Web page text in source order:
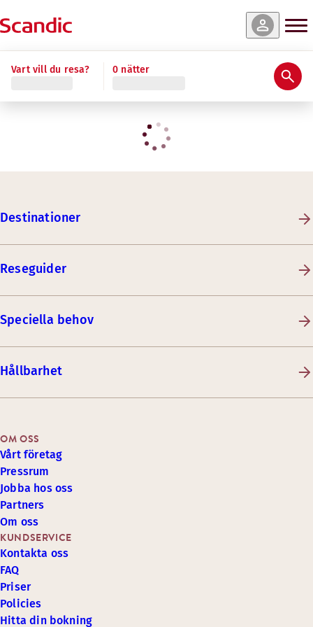
Vart vill du resa? 0 nätter
Destinationer
Reseguider
Speciella behov
Hållbarhet
KUNDSERVICE
Kontakta oss
FAQ
Priser
Policies
Hitta din bokning
OM OSS
Vårt företag
Pressrum
Jobba hos oss
Partners
Om oss